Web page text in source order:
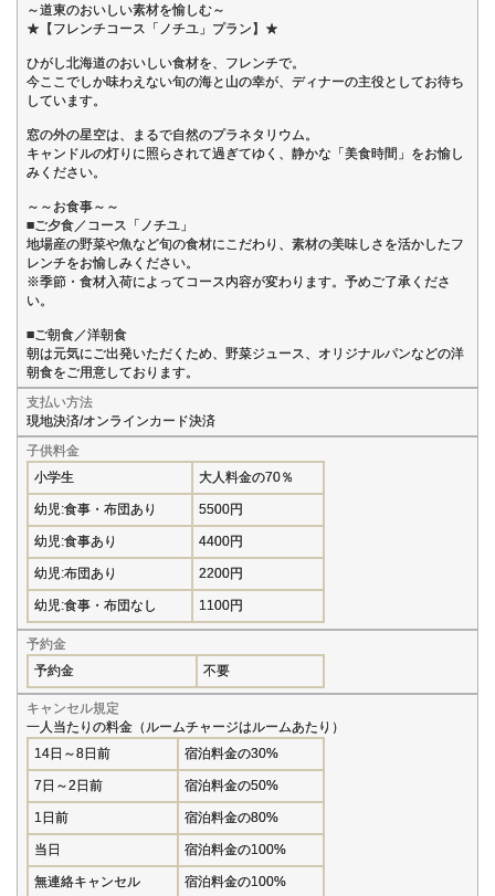
～道東のおいしい素材を愉しむ～
★【フレンチコース「ノチユ」プラン】★
ひがし北海道のおいしい食材を、フレンチで。
今ここでしか味わえない旬の海と山の幸が、ディナーの主役としてお待ち
しています。
窓の外の星空は、まるで自然のプラネタリウム。
キャンドルの灯りに照らされて過ぎてゆく、静かな「美食時間」をお愉し
みください。
～～お食事～～
■ご夕食／コース「ノチユ」
地場産の野菜や魚など旬の食材にこだわり、素材の美味しさを活かしたフ
レンチをお愉しみください。
※季節・食材入荷によってコース内容が変わります。予めご了承くださ
い。
■ご朝食／洋朝食
朝は元気にご出発いただくため、野菜ジュース、オリジナルパンなどの洋
朝食をご用意しております。
支払い方法
現地決済/オンラインカード決済
子供料金
小学生
大人料金の70％
幼児:食事・布団あり 5500円
幼児:食事あり 4400円
幼児:布団あり 2200円
幼児:食事・布団なし 1100円
予約金
予約金
不要
キャンセル規定
一人当たりの料金（ルームチャージはルームあたり）
14日～8日前
宿泊料金の30%
7日～2日前 宿泊料金の50%
1日前 宿泊料金の80%
当日 宿泊料金の100%
無連絡キャンセル 宿泊料金の100%